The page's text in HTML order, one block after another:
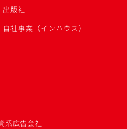
出版社
自社事業（インハウス）
系広告会社